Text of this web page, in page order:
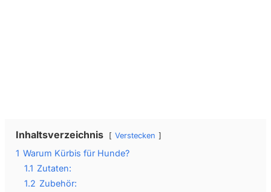
Inhaltsverzeichnis Verstecken
1 Warum Kürbis für Hunde?
1.1 Zutaten:
1.2 Zubehör: